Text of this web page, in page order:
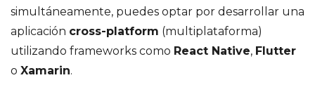
simultáneamente, puedes optar por desarrollar una
aplicación cross-platform (multiplataforma)
utilizando frameworks como React Native, Flutter
o Xamarin.